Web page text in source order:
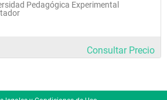
Pedagógica Experimental
Consultar Precio